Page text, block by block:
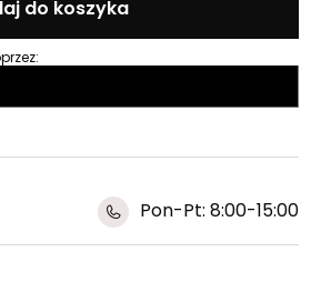
do koszyka
Pon-Pt: 8:00-15:00